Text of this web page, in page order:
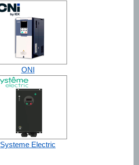
ONI
Systeme Electric